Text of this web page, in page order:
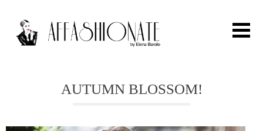
AUTUMN BLOSSOM!